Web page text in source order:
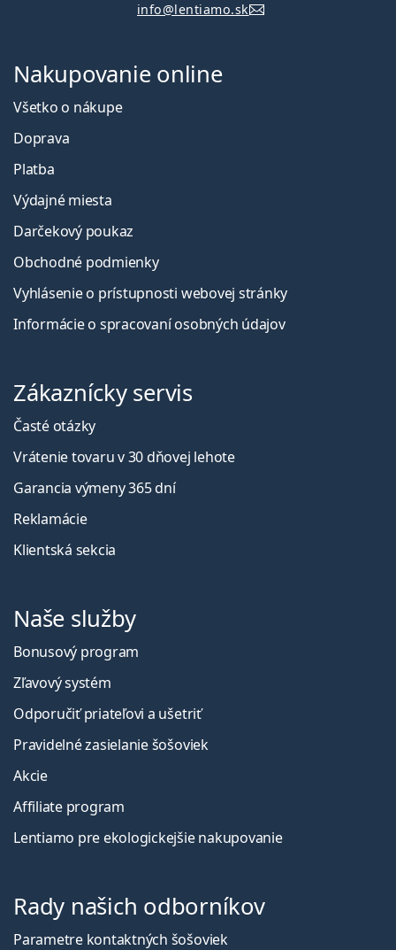
info@lentiamo.sk
Nakupovanie online
Všetko o nákupe
Doprava
Platba
Výdajné miesta
Darčekový poukaz
Obchodné podmienky
Vyhlásenie o prístupnosti webovej stránky
Informácie o spracovaní osobných údajov
Zákaznícky servis
Časté otázky
Vrátenie tovaru v 30 dňovej lehote
Garancia výmeny 365 dní
Reklamácie
Klientská sekcia
Naše služby
Bonusový program
Zľavový systém
Odporučiť priateľovi a ušetriť
Pravidelné zasielanie šošoviek
Akcie
Affiliate program
Lentiamo pre ekologickejšie nakupovanie
Rady našich odborníkov
Parametre kontaktných šošoviek